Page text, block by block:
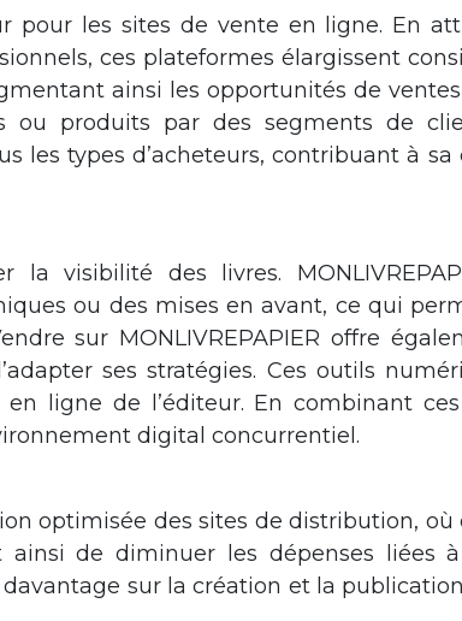
pour les sites de vente en ligne. En
ces plateformes élargissent
ainsi les opportunités de
ou produits par des segments de
les types d’acheteurs, contribuant à sa
visibilité des livres.
ou des mises en avant, ce qui
sur MONLIVREPAPIER offre
ses stratégies. Ces outils
ligne de l’éditeur. En combinant
digital concurrentiel.
optimisée des sites de distribution,
de diminuer les dépenses liées
sur la création et la